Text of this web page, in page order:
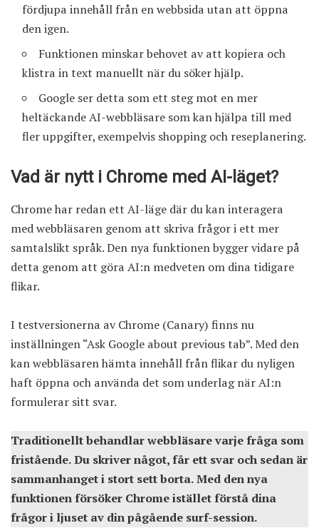
fördjupa innehåll från en webbsida utan att öppna
den igen.
Funktionen minskar behovet av att kopiera och
klistra in text manuellt när du söker hjälp.
Google ser detta som ett steg mot en mer
heltäckande AI-webbläsare som kan hjälpa till med
fler uppgifter, exempelvis shopping och reseplanering.
Vad är nytt i Chrome med AI-läget?
Chrome har redan ett AI-läge där du kan interagera
med webbläsaren genom att skriva frågor i ett mer
samtalslikt språk. Den nya funktionen bygger vidare på
detta genom att göra AI:n medveten om dina tidigare
flikar.
I testversionerna av Chrome (Canary) finns nu
inställningen “Ask Google about previous tab”. Med den
kan webbläsaren hämta innehåll från flikar du nyligen
haft öppna och använda det som underlag när AI:n
formulerar sitt svar.
Traditionellt behandlar webbläsare varje fråga som
fristående. Du skriver något, får ett svar och sedan är
sammanhanget i stort sett borta. Med den nya
funktionen försöker Chrome istället förstå dina
frågor i ljuset av din pågående surf-session.